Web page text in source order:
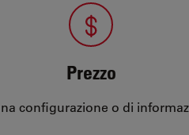
Prezzo
configurazione o di